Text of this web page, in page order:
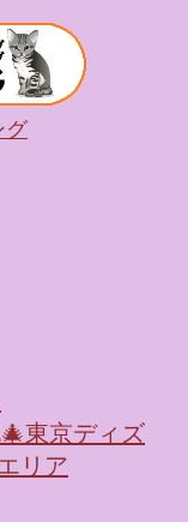
グ
東京ディズ
リア